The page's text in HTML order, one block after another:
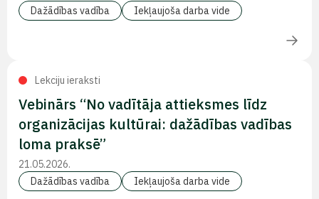
Dažādības vadība Iekļaujoša darba vide
Lekciju ieraksti
Vebinārs “No vadītāja attieksmes līdz
organizācijas kultūrai: dažādības vadības
loma praksē”
21.05.2026.
Dažādības vadība
Iekļaujoša darba vide